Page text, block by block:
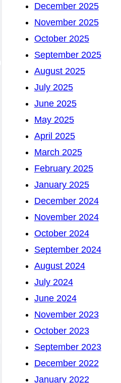
December 2025
November 2025
October 2025
September 2025
August 2025
July 2025
June 2025
May 2025
April 2025
March 2025
February 2025
January 2025
December 2024
November 2024
October 2024
September 2024
August 2024
July 2024
June 2024
November 2023
October 2023
September 2023
December 2022
January 2022